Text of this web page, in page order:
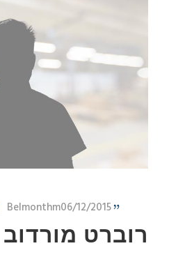
06/12/2015
Belmonthm
רוברט מורדוב